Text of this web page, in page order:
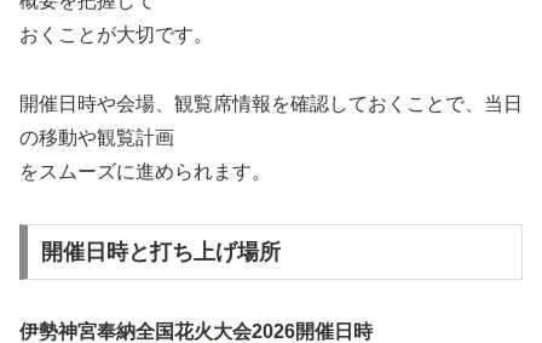
おくことが大切です。
開催日時や会場、観覧席情報を確認しておくことで、当日
の移動や観覧計画
をスムーズに進められます。
開催日時と打ち上げ場所
伊勢神宮奉納全国花火大会2026開催日時